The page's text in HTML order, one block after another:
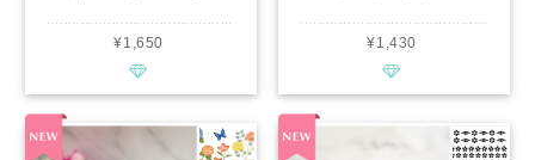
.............................................. ■種類：白磁用 ■推奨焼成温度：専用電気炉で800℃程度 ■サイズ：A4 ■カラー：マルチ ............................................. 優しいパステルカラーの韓国っぽな落書きパーツを集めた転写紙です♡ ポーセラーツ・ポーセリンアートの作品制作にご使用いただけます。 少しだけ貼っても、たくさん貼っても可愛いデザインです！ お子様用食器や可愛いもの好きなオトナ女子用にもおすすめ♡ 単色転写紙や他の柄転写紙と組み合わせてもグッとオシャレに仕上がります♡ ................................................ ※通常レッスン・イベントレッスン・オーダー等の個人販売にも幅広くお使い頂けます。 ※デザインの複製は固く禁止致します。
¥1,650
.............................................. ■種類：白磁用 ■推奨焼成温度：専用電気炉で800℃程度 ■サイズ：A4 ■カラー：ピンク ............................................. エレガントなバレリーナの転写紙です。ポーセラーツ・アールポーセの作品制作にご使用いただけます。 レースの衣装が華やかで可愛いトウシューズとガーランドのリボンと合わせやすくワークショップなどにもお使いいただける転写紙です。 Pianissimo オリジナルデザインですので商用としてご使用いただけます。 ................................................ ※通常レッスン・イベントレッスン・オーダー等の個人販売にも幅広くお使い頂けます。 ※デザインの複製は固く禁止致します。
¥1,430